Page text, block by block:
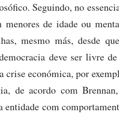
Seguindo, no
menores de idade ou
mesmo más, desde
deve ser livre
crise económica, por
de acordo com
com